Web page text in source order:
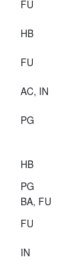
FU
HB
FU
AC, IN
PG
HB
PG
BA, FU
FU
IN